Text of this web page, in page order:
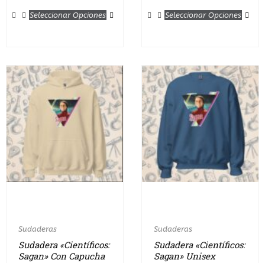
Seleccionar Opciones Seleccionar Opciones
Sudaderas
Sudadera «Científicos:
Sagan» Con Capucha
Sudaderas
Sudadera «Científicos:
Sagan» Unisex